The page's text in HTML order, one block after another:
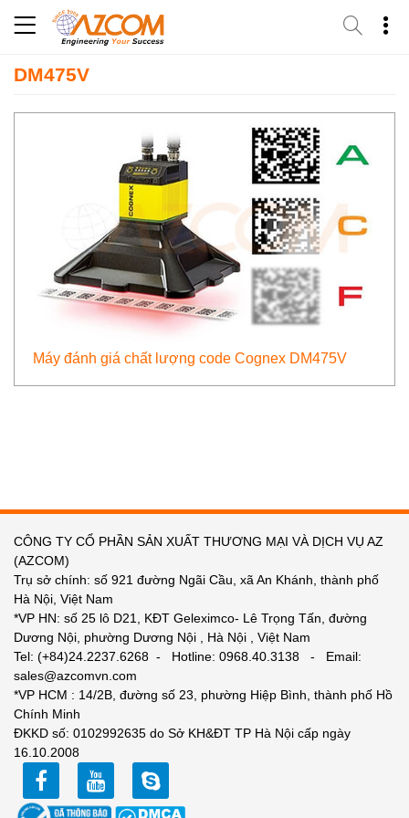
DM475V
Máy đánh giá chất lượng code Cognex DM475V
CÔNG TY CỔ PHẦN SẢN XUẤT THƯƠNG MẠI VÀ DỊCH VỤ AZ
(AZCOM)
Trụ sở chính: số 921 đường Ngãi Cầu, xã An Khánh, thành phố
Hà Nội, Việt Nam
*VP HN: số 25 lô D21, KĐT Geleximco- Lê Trọng Tấn, đường
Dương Nội, phường Dương Nội , Hà Nội , Việt Nam
Tel: (+84)24.2237.6268 - Hotline: 0968.40.3138 - Email:
sales@azcomvn.com
*VP HCM : 14/2B, đường số 23, phường Hiệp Bình, thành phố Hồ
Chính Minh
ĐKKD số: 0102992635 do Sở KH&ĐT TP Hà Nội cấp ngày
16.10.2008
facebookyoutube zalo